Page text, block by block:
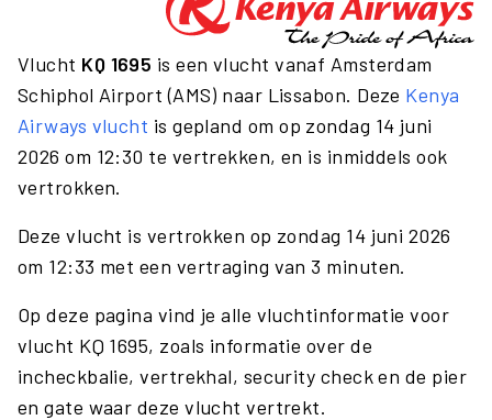
Vlucht KQ 1695 is een vlucht vanaf Amsterdam
Schiphol Airport (AMS) naar Lissabon. Deze Kenya
Airways vlucht is gepland om op zondag 14 juni
2026 om 12:30 te vertrekken, en is inmiddels ook
vertrokken.
Deze vlucht is vertrokken op zondag 14 juni 2026
om 12:33 met een vertraging van 3 minuten.
Op deze pagina vind je alle vluchtinformatie voor
vlucht KQ 1695, zoals informatie over de
incheckbalie, vertrekhal, security check en de pier
en gate waar deze vlucht vertrekt.